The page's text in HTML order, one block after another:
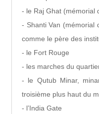
- le Raj Ghat (mémorial
- Shanti Van (mémorial
comme le père des
- le Fort Rouge
- les marches du
- le Qutub Minar,
troisième plus haut du
- l’India Gate